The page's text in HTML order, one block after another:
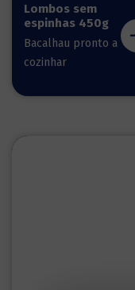
Lombos sem
espinhas 450g
Bacalhau pronto a
cozinhar